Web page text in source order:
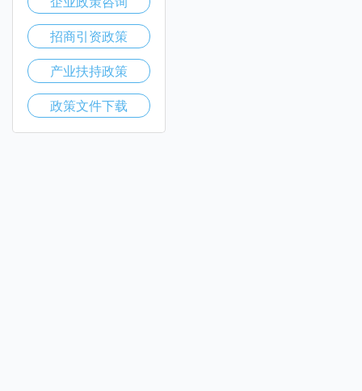
招商引资政策
产业扶持政策
政策文件下载